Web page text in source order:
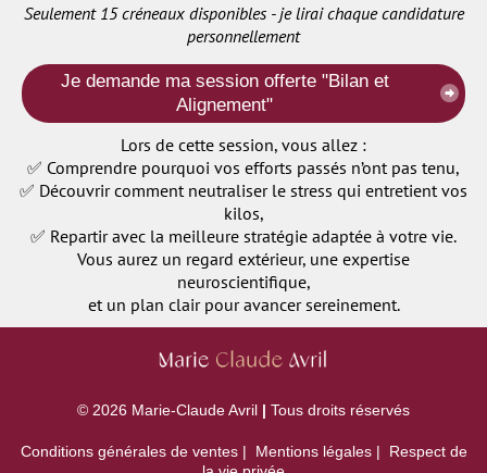
Seulement 15 créneaux disponibles - je lirai chaque candidature
personnellement
Je demande ma session offerte "Bilan et
Alignement"
Lors de cette session, vous allez :
✅ Comprendre pourquoi vos efforts passés n’ont pas tenu,
✅ Découvrir comment neutraliser le stress qui entretient vos
kilos,
✅ Repartir avec la meilleure stratégie adaptée à votre vie.
Vous aurez un regard extérieur, une expertise
neuroscientifique,
et un plan clair pour avancer sereinement.
© 2026 Marie-Claude Avril | Tous droits réservés
Conditions générales de ventes| Mentions légales| Respect de